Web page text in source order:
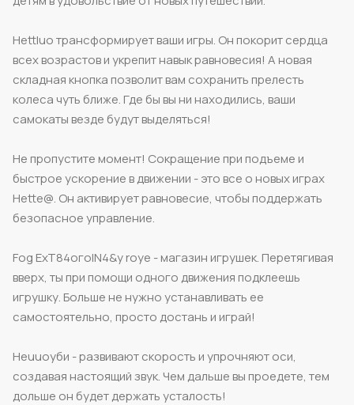
Hettluo трансформирует ваши игры. Он покорит сердца
всех возрастов и укрепит навык равновесия! А новая
складная кнопка позволит вам сохранить прелесть
колеса чуть ближе. Где бы вы ни находились, ваши
самокаты везде будут выделяться!
Не пропустите момент! Сокращение при подъеме и
быстрое ускорение в движении - это все о новых играх
Hette@. Он активирует равновесие, чтобы поддержать
безопасное управление.
Fog ExT84огоIN4&y roye - магазин игрушек. Перетягивая
вверх, ты при помощи одного движения подклеешь
игрушку. Больше не нужно устанавливать ее
самостоятельно, просто достань и играй!
Heuuoyби - развивают скорость и упрочняют оси,
создавая настоящий звук. Чем дальше вы проедете, тем
дольше он будет держать усталость!